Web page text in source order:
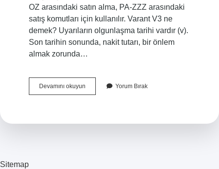
OZ arasındaki satın alma, PA-ZZZ arasındaki
satış komutları için kullanılır. Varant V3 ne
demek? Uyarıların olgunlaşma tarihi vardır (v).
Son tarihin sonunda, nakit tutarı, bir önlem
almak zorunda…
Devamını okuyunVarant
Kodu
Yorum Bırak
Sitemap